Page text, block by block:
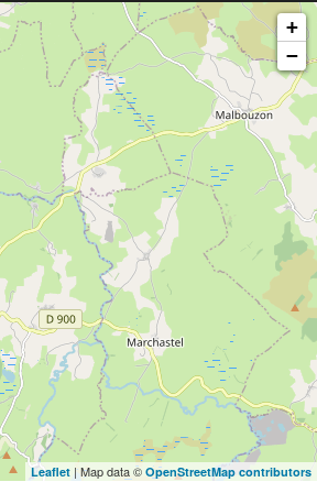
+
−
Leaflet | Map data © OpenStreetMap contributors